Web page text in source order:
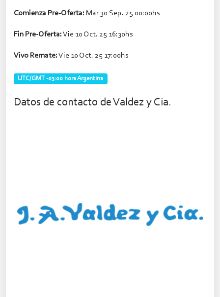
Comienza Pre-Oferta: Mar 30 Sep. 25 00:00hs
Fin Pre-Oferta:Vie 10 Oct. 25 16:30hs
Vivo Remate:Vie 10 Oct. 25 17:00hs
UTC/GMT -03:00 hora Argentina
Datos de contacto de Valdez y Cia.